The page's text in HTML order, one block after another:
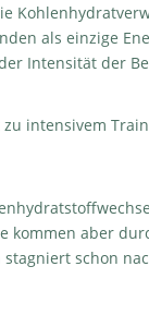
als einzige
Intensität der
intensivem
kommen aber
schon